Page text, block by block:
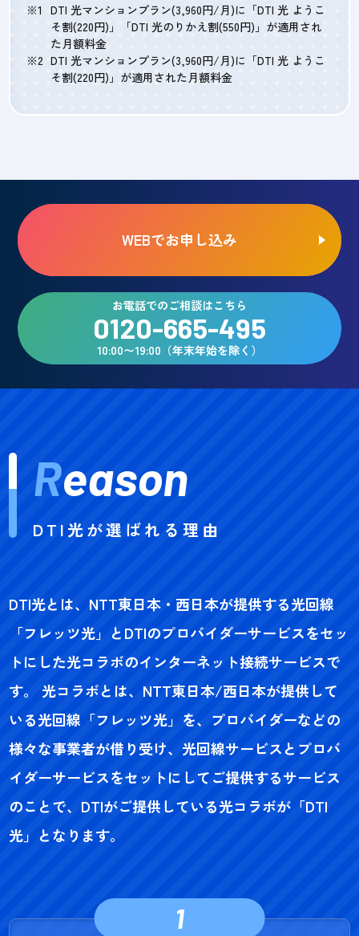
DTI 光マンションプラン(3,960円/月)に「DTI 光 ようこ
そ割(220円)」「DTI 光のりかえ割(550円)」が適用され
た月額料金
DTI 光マンションプラン(3,960円/月)に「DTI 光 ようこ
そ割(220円)」が適用された月額料金
WEBでお申し込み
お電話でのご相談はこちら
0120-665-495
10:00〜19:00（年末年始を除く）
Reason
DTI光が選ばれる理由
DTI光とは、NTT東日本・西日本が提供する光回線
「フレッツ光」とDTIのプロバイダーサービスをセッ
トにした光コラボのインターネット接続サービスで
す。 光コラボとは、NTT東日本/西日本が提供して
いる光回線「フレッツ光」を、プロバイダーなどの
様々な事業者が借り受け、光回線サービスとプロバ
イダーサービスをセットにしてご提供するサービス
のことで、DTIがご提供している光コラボが「DTI
光」となります。
1